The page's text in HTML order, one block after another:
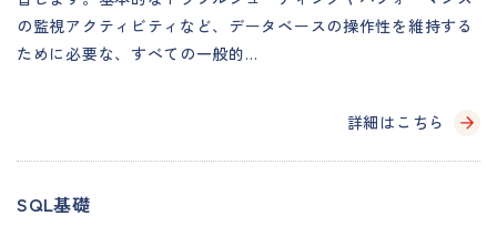
の監視アクティビティなど、データベースの操作性を維持する
ために必要な、すべての一般的…
詳細はこちら
SQL基礎